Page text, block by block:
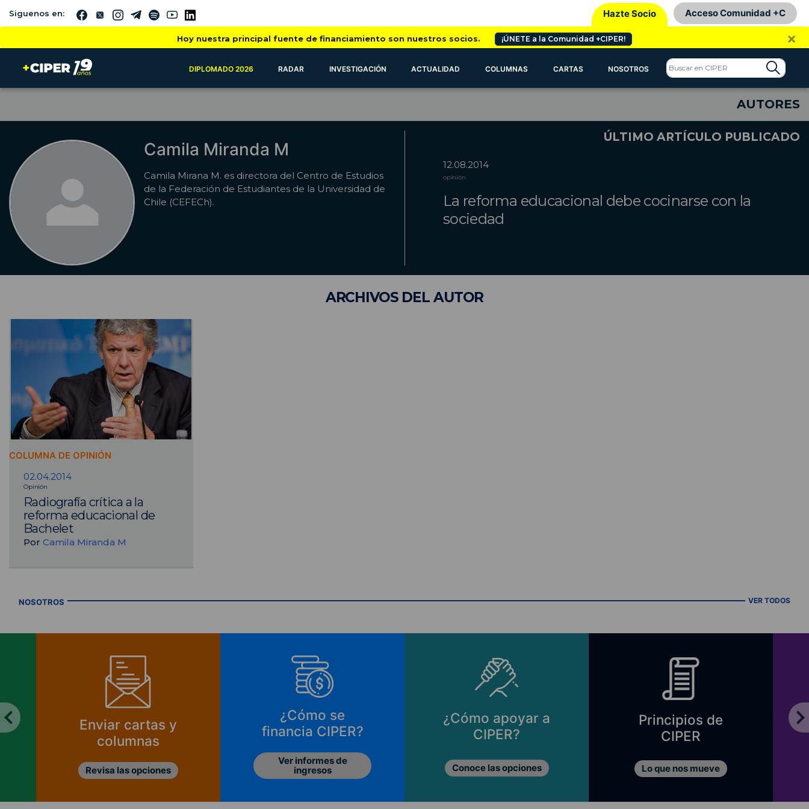
Siguenos en: Hazte Socio Acceso Comunidad +C
Hoy nuestra principal fuente de financiamiento son nuestros socios. ¡ÚNETE a la Comunidad +CIPER! ×
DIPLOMADO 2026 RADAR INVESTIGACIÓN ACTUALIDAD COLUMNAS CARTAS NOSOTROS
AUTORES
Camila Miranda M
Camila Mirana M. es directora del Centro de Estudios
de la Federación de Estudiantes de la Universidad de
Chile (CEFECh).
ÚLTIMO ARTÍCULO PUBLICADO
12.08.2014
opinión
La reforma educacional debe cocinarse con la
sociedad
ARCHIVOSDEL AUTOR
COLUMNA DE OPINIÓN
02.04.2014
Opinión
Radiografía crítica a la
reforma educacional de
Bachelet
Por Camila Miranda M
NOSOTROS VER TODOS
Enviar cartas y
columnas
Revisa las opciones
¿Cómo se
financia CIPER?
Ver informes de
ingresos
¿Cómo apoyar a
CIPER?
Conoce las opciones
Principios de
CIPER
Lo que nos mueve